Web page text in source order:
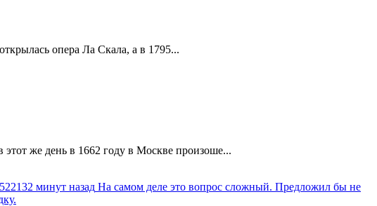
опера Ла Скала, а в 1795...
же день в 1662 году в Москве произоше...
минут назад На самом деле это вопрос сложный. Предложил бы не